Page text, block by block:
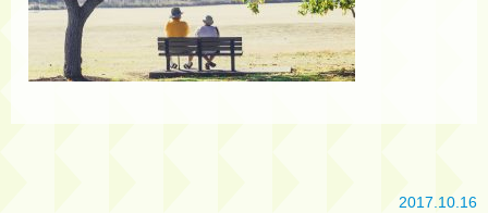
2017.10.16